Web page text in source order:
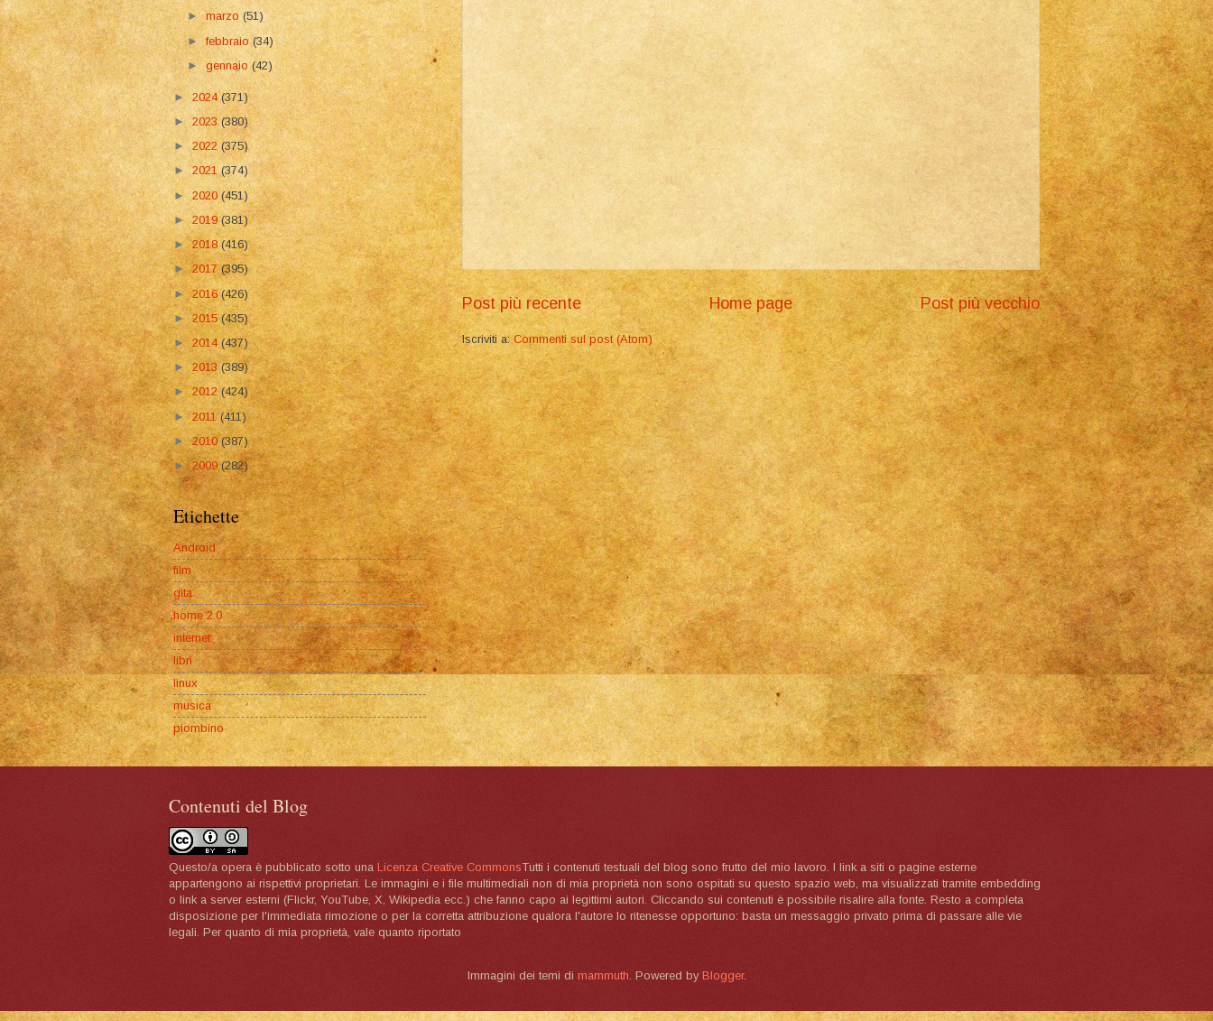
Post più recente Post più vecchio
Home page
Iscriviti a:Commenti sul post (Atom)
►marzo(51)
►febbraio(34)
►gennaio(42)
► 2024 (371)
►2023 (380)
►2022 (375)
►2021(374)
► 2020 (451)
►2019(381)
►2018(416)
► 2017(395)
►2016(426)
►2015(435)
►2014(437)
►2013(389)
►2012 (424)
►2011(411)
►2010(387)
►2009(282)
Etichette
Android
film
gita
home 2.0
internet
libri
linux
musica
piombino
Contenuti del Blog
Questo/a opera è pubblicato sotto una Licenza Creative CommonsTutti i contenuti testuali del blog sono frutto del mio lavoro. I link a siti o pagine esterne
appartengono ai rispettivi proprietari. Le immagini e i file multimediali non di mia proprietà non sono ospitati su questo spazio web, ma visualizzati tramite embedding
o link a server esterni (Flickr, YouTube, X, Wikipedia ecc.) che fanno capo ai legittimi autori. Cliccando sui contenuti è possibile risalire alla fonte. Resto a completa
disposizione per l'immediata rimozione o per la corretta attribuzione qualora l'autore lo ritenesse opportuno: basta un messaggio privato prima di passare alle vie
legali. Per quanto di mia proprietà, vale quanto riportato
Immagini dei temi di mammuth . Powered by Blogger.